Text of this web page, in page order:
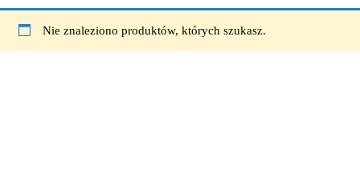
Nie znaleziono produktów, których szukasz.